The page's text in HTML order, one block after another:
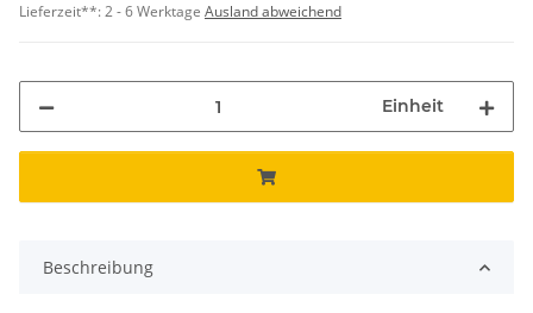
Lieferzeit**:2 - 6 Werktage Ausland abweichend
Einheit
Beschreibung